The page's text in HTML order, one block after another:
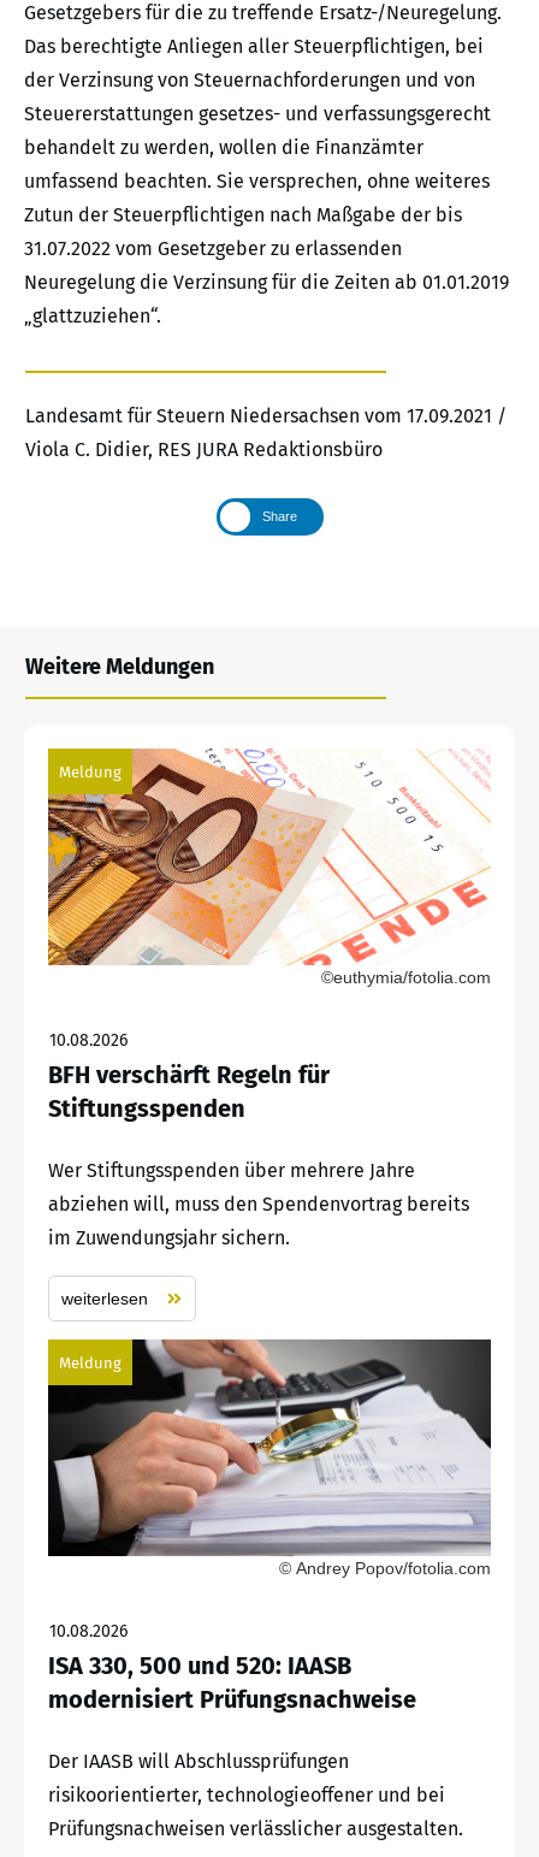
Gesetzgebers für die zu treffende Ersatz-/Neuregelung.
Das berechtigte Anliegen aller Steuerpflichtigen, bei
der Verzinsung von Steuernachforderungen und von
Steuererstattungen gesetzes- und verfassungsgerecht
behandelt zu werden, wollen die Finanzämter
umfassend beachten. Sie versprechen, ohne weiteres
Zutun der Steuerpflichtigen nach Maßgabe der bis
31.07.2022 vom Gesetzgeber zu erlassenden
Neuregelung die Verzinsung für die Zeiten ab 01.01.2019
„glattzuziehen“.
Landesamt für Steuern Niedersachsen vom 17.09.2021 /
Viola C. Didier, RES JURA Redaktionsbüro
Share
Weitere Meldungen
Meldung
©euthymia/fotolia.com
10.08.2026
BFH verschärft Regeln für
Stiftungsspenden
Wer Stiftungsspenden über mehrere Jahre
abziehen will, muss den Spendenvortrag bereits
im Zuwendungsjahr sichern.
weiterlesen
Meldung
© Andrey Popov/fotolia.com
10.08.2026
ISA 330, 500 und 520: IAASB
modernisiert Prüfungsnachweise
Der IAASB will Abschlussprüfungen
risikoorientierter, technologieoffener und bei
Prüfungsnachweisen verlässlicher ausgestalten.